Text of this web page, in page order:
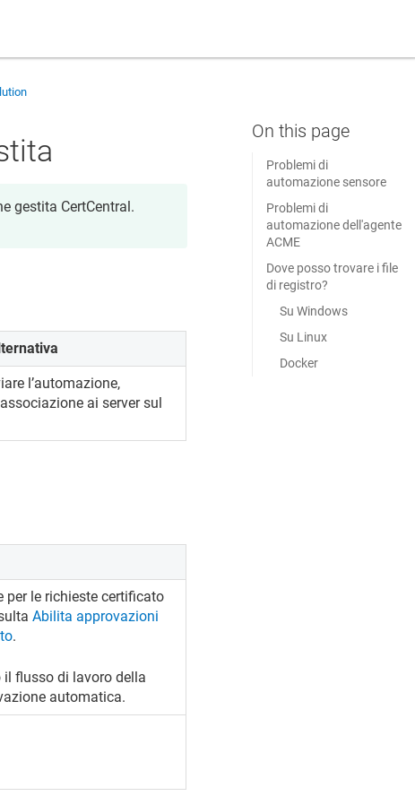
gestita CertCentral.
l’automazione,
ai server sul
le richieste certificato
Abilita approvazioni
.
il flusso di lavoro della
automatica.
Problemi di
automazione sensore
Problemi di
automazione dell'agente
ACME
Dove posso trovare i file
di registro?
Su Windows
Su Linux
Docker